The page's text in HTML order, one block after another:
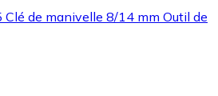
Clé de manivelle 8/14 mm Outil de